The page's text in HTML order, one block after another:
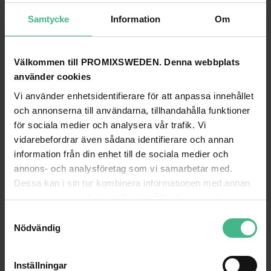
Samtycke Information Om
Välkommen till PROMIXSWEDEN. Denna webbplats
använder cookies
Vi använder enhetsidentifierare för att anpassa innehållet
och annonserna till användarna, tillhandahålla funktioner
för sociala medier och analysera vår trafik. Vi
vidarebefordrar även sådana identifierare och annan
information från din enhet till de sociala medier och
annons- och analysföretag som vi samarbetar med.
Dessa kan i sin tur kombinera informationen med annan
information som du har tillhandahållit eller som de har
Nödvändig
Inställningar
DIMAVERY CSB-400 CLASSIC GUITAR BAG
DIMAVERY CSB-400 klassisk gitarr 4/4 (vuxen
390 kr 535 kr
LÄGG TILL
ANDRA TITTADE PÅ